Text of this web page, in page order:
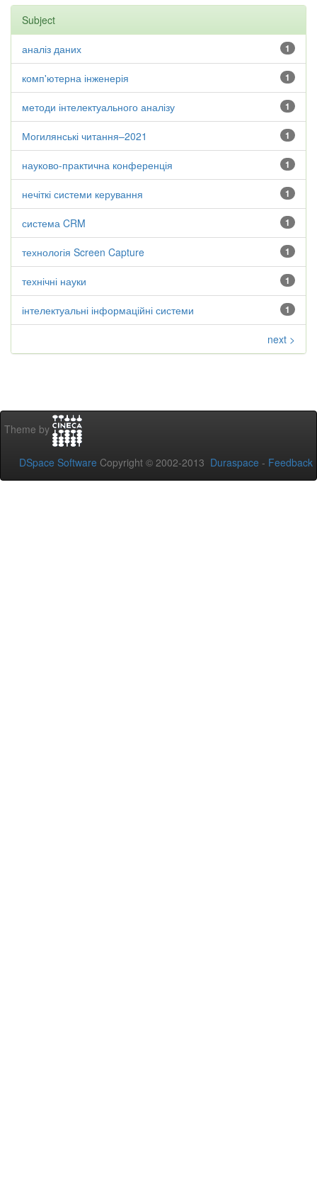
Subject
1
аналіз даних
1
комп'ютерна інженерія
1
методи інтелектуального аналізу
1
Могилянські читання–2021
1
науково-практична конференція
1
нечіткі системи керування
1
система CRM
1
технологія Screen Capture
1
технічні науки
1
інтелектуальні інформаційні системи
next >
Theme by
DSpace Software Copyright © 2002-2013 Duraspace - Feedback